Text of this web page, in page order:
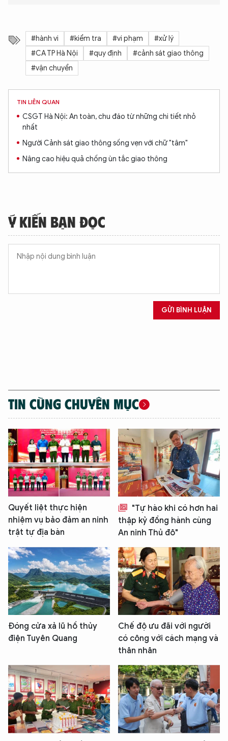
#hành vi #kiểm tra #vi phạm
#xử lý
#CA TP Hà Nội
#quy định
#cảnh sát giao thông
#vận chuyển
TIN LIÊN QUAN
CSGT Hà Nội: An toàn, chu đáo từ những chi tiết nhỏ
nhất
Người Cảnh sát giao thông sống vẹn với chữ "tâm"
Nâng cao hiệu quả chống ùn tắc giao thông
Ý KIẾN BẠN ĐỌC
GỬI BÌNH LUẬN
TIN CÙNG CHUYÊN MỤC
Quyết liệt thực hiện
nhiệm vụ bảo đảm an ninh
trật tự địa bàn
"Tự hào khi có hơn hai
thập kỷ đồng hành cùng
An ninh Thủ đô"
Đóng cửa xả lũ hồ thủy
điện Tuyên Quang
Chế độ ưu đãi với người
có công với cách mạng và
thân nhân
TÔI LÀ CHATBOT CỦA
Hãy hỏi tôi bất kỳ điều gì bạn cần biết về